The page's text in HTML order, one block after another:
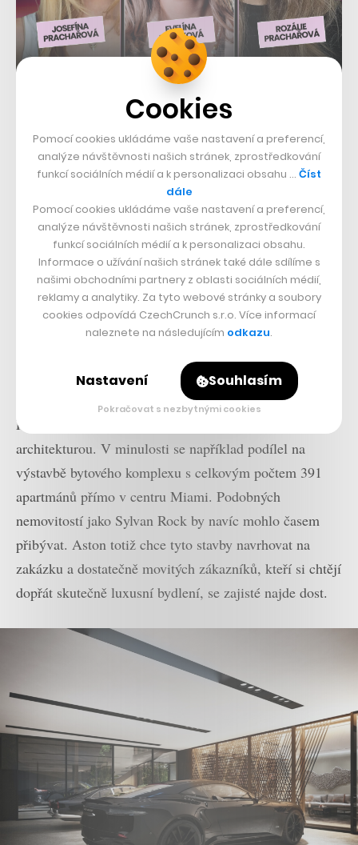
A cena? I kdyby rezidenci nenavrhl Aston Martin,
nejspíše by byla i tak velmi vysoká. V tomto případě je
ovšem vyloženě astronomická. Pokud by zde chtěl
strávit důchod James Bond, tedy nejslavnější milovník
této ikonické firmy, musel by si připravit částku 7,7
milionu dolarů, tedy zhruba 177 milionů korun.
Pro Aston Martin se nejedná o první zkušenost s
architekturou. V minulosti se například podílel na
výstavbě bytového komplexu s celkovým počtem 391
apartmánů přímo v centru Miami. Podobných
nemovitostí jako Sylvan Rock by navíc mohlo časem
přibývat. Aston totiž chce tyto stavby navrhovat na
zakázku a dostatečně movitých zákazníků, kteří si chtějí
dopřát skutečně luxusní bydlení, se zajisté najde dost.
Cookies
Pomocí cookies ukládáme vaše nastavení a preferencí,
analýze návštěvnosti našich stránek, zprostředkování
funkcí sociálních médií a k personalizaci obsahu … Číst
dále
Pomocí cookies ukládáme vaše nastavení a preferencí,
analýze návštěvnosti našich stránek, zprostředkování
funkcí sociálních médií a k personalizaci obsahu.
Informace o užívání našich stránek také dále sdílíme s
našimi obchodními partnery z oblasti sociálních médií,
reklamy a analytiky. Za tyto webové stránky a soubory
cookies odpovídá CzechCrunch s.r.o. Více informací
naleznete na následujícím odkazu.
Nastavení Souhlasím
Pokračovat s nezbytnými cookies